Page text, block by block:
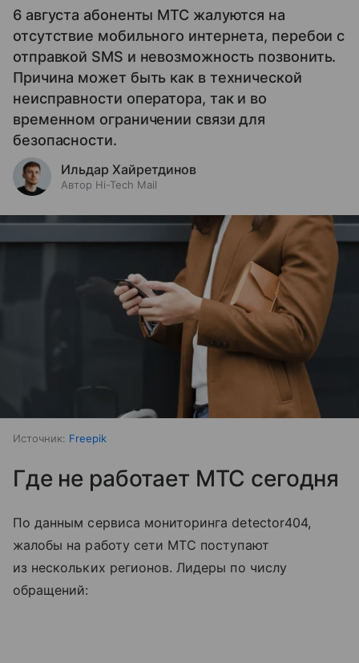
6 августа абоненты МТС жалуются на
отсутствие мобильного интернета, перебои с
отправкой SMS и невозможность позвонить.
Причина может быть как в технической
неисправности оператора, так и во
временном ограничении связи для
безопасности.
Ильдар Хайретдинов
Автор Hi-Tech Mail
Источник: Freepik
Где не работает МТС сегодня
По данным сервиса мониторинга detector404,
жалобы на работу сети МТС поступают
из нескольких регионов. Лидеры по числу
обращений: